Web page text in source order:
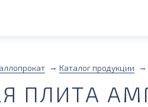
Каталог продукции
ПЛИТА